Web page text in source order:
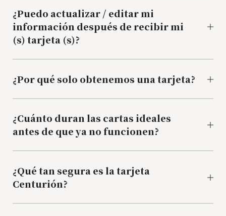
¿Puedo actualizar / editar mi
información después de recibir mi
(s) tarjeta (s)?
¿Por qué solo obtenemos una tarjeta?
¿Cuánto duran las cartas ideales
antes de que ya no funcionen?
¿Qué tan segura es la tarjeta
Centurión?